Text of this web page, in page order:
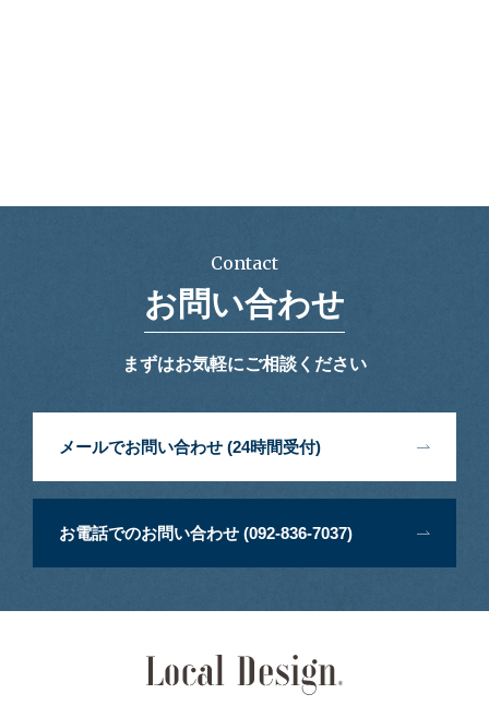
Contact
お問い合わせ
まずはお気軽にご相談ください
メールでお問い合わせ (24時間受付)
お電話でのお問い合わせ (092-836-7037)